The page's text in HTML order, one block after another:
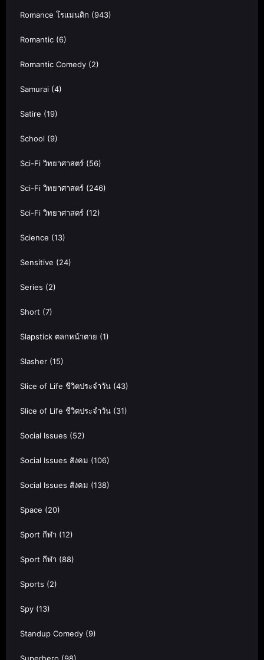
Romance โรแมนติก (943)
Romantic (6)
Romantic Comedy (2)
Samurai (4)
Satire (19)
School (9)
Sci-Fi วิทยาศาสตร์ (56)
Sci-Fi วิทยาศาสตร์ (246)
Sci-Fi วิทยาศาสตร์ (12)
Science (13)
Sensitive (24)
Series (2)
Short (7)
Slapstick ตลกหน้าตาย (1)
Slasher (15)
Slice of Life ชีวิตประจำวัน (43)
Slice of Life ชีวิตประจำวัน (31)
Social Issues (52)
Social Issues สังคม (106)
Social Issues สังคม (138)
Space (20)
Sport กีฬา (12)
Sport กีฬา (88)
Sports (2)
Spy (13)
Standup Comedy (9)